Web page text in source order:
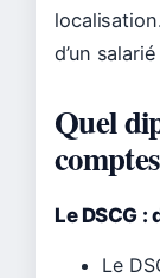
d’un
Quel
Le DSCG
Le